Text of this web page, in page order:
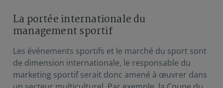
La portée internationale du
management sportif
Les événements sportifs et le marché du sport sont
de dimension internationale, le responsable du
marketing sportif serait donc amené à œuvrer dans